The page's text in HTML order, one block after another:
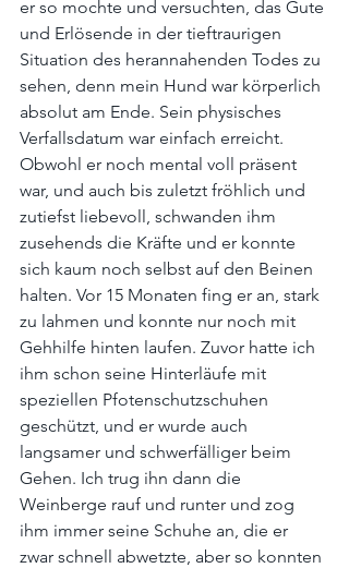
er so mochte und versuchten, das Gute
und Erlösende in der tieftraurigen
Situation des herannahenden Todes zu
sehen, denn mein Hund war körperlich
absolut am Ende. Sein physisches
Verfallsdatum war einfach erreicht.
Obwohl er noch mental voll präsent
war, und auch bis zuletzt fröhlich und
zutiefst liebevoll, schwanden ihm
zusehends die Kräfte und er konnte
sich kaum noch selbst auf den Beinen
halten. Vor 15 Monaten fing er an, stark
zu lahmen und konnte nur noch mit
Gehhilfe hinten laufen. Zuvor hatte ich
ihm schon seine Hinterläufe mit
speziellen Pfotenschutzschuhen
geschützt, und er wurde auch
langsamer und schwerfälliger beim
Gehen. Ich trug ihn dann die
Weinberge rauf und runter und zog
ihm immer seine Schuhe an, die er
zwar schnell abwetzte, aber so konnten